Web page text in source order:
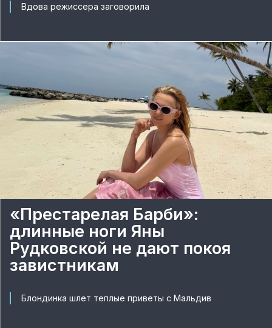
Вдова режиссера заговорила
«Престарелая Барби»:
длинные ноги Яны
Рудковской не дают покоя
завистникам
Блондинка шлет теплые приветы с Мальдив